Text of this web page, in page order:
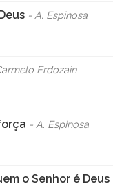
- A. Espinosa
Erdozain
- A. Espinosa
o Senhor é Deus